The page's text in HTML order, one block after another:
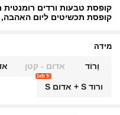
קופסת תכשיטים ליום האהבה,
חגיגות מיוחד, מתנות
יער, קופסת תכשיטים לחתונה
מידה
וָרוֹד אדום - קטן
ורוד S + אדום S
9 left